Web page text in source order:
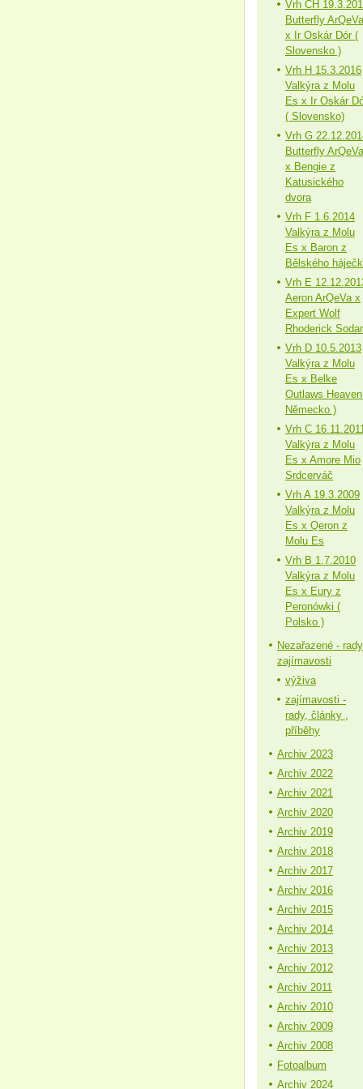
Vrh CH
Butterfly ArQeVa
x Ir Oskár Dór (
Slovensko )
Vrh H 15.3.2016
Valkýra z Molu
Es x Ir Oskár
( Slovensko)
Vrh G
Butterfly ArQeVa
x Bengie z
Katusického
dvora
Vrh F 1.6.2014
Valkýra z Molu
Es x Baron z
Bělského
Vrh E
Aeron ArQeVa x
Expert Wolf
Rhoderick Sodar
Vrh D 10.5.2013
Valkýra z Molu
Es x Belke
Outlaws
Německo )
Vrh C
Valkýra z Molu
Es x Amore Mio
Srdcerváč
Vrh A 19.3.2009
Valkýra z Molu
Es x Qeron z
Molu Es
Vrh B 1.7.2010
Valkýra z Molu
Es x Eury z
Peronówki (
Polsko )
Nezařazené -
zajímavosti
výživa
zajímavosti -
rady, články ,
příběhy
Archiv 2023
Archiv 2022
Archiv 2021
Archiv 2020
Archiv 2019
Archiv 2018
Archiv 2017
Archiv 2016
Archiv 2015
Archiv 2014
Archiv 2013
Archiv 2012
Archiv 2011
Archiv 2010
Archiv 2009
Archiv 2008
Fotoalbum
Archiv 2024